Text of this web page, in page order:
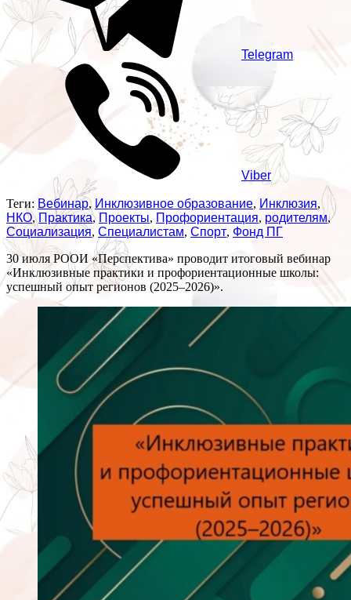
Telegram
Viber
Теги: Вебинар, Инклюзивное образование, Инклюзия,
НКО, Практика, Проекты, Профориентация, родителям,
Социализация, Специалистам, Спорт, Фонд ПГ
30 июля РООИ «Перспектива» проводит итоговый вебинар
«Инклюзивные практики и профориентационные школы:
успешный опыт регионов (2025–2026)».